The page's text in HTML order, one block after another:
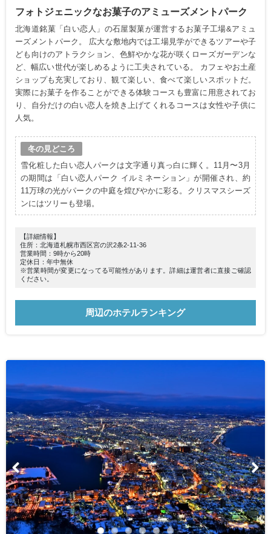
フォトジェニックなお菓子のアミューズメントパーク
北海道銘菓「白い恋人」の石屋製菓が運営するお菓子工場&アミュ
ーズメントパーク。 広大な敷地内では工場見学ができるツアーや子
ども向けのアトラクション、色鮮やかな花が咲くローズガーデンな
ど、幅広い世代が楽しめるように工夫されている。 カフェやお土産
ショップも充実しており、観て楽しい、食べて楽しいスポットだ。
実際にお菓子を作ることができる体験コースも豊富に用意されてお
り、自分だけの白い恋人を焼き上げてくれるコースは女性や子供に
人気。
冬の見どころ
雪化粧した白い恋人パークは文字通り真っ白に輝く。11月〜3月
の期間は「白い恋人パーク イルミネーション」が開催され、約
11万球の光がパークの中庭を煌びやかに彩る。クリスマスシーズ
ンにはツリーも登場。
【詳細情報】
住所：北海道札幌市西区宮の沢2条2-11-36
営業時間：9時から20時
定休日：年中無休
※営業時間が変更になってる可能性があります。詳細は運営者に直接ご確認
ください。
周辺のホテルランキング